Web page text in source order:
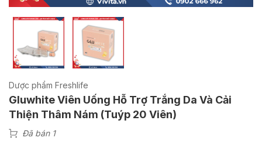
Dược phẩm Freshlife
Gluwhite Viên Uống Hỗ Trợ Trắng Da Và Cải
Thiện Thâm Nám (Tuýp 20 Viên)
Đã bán 1